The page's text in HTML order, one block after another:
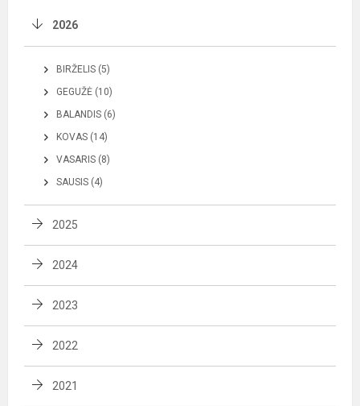
2026
BIRŽELIS (5)
GEGUŽĖ (10)
BALANDIS (6)
KOVAS (14)
VASARIS (8)
SAUSIS (4)
2025
2024
2023
2022
2021